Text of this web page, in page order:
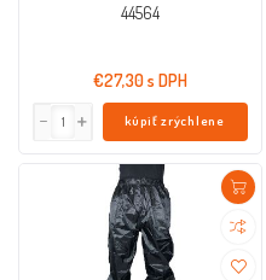
44564
€27,30 s DPH
kúpiť zrýchlene